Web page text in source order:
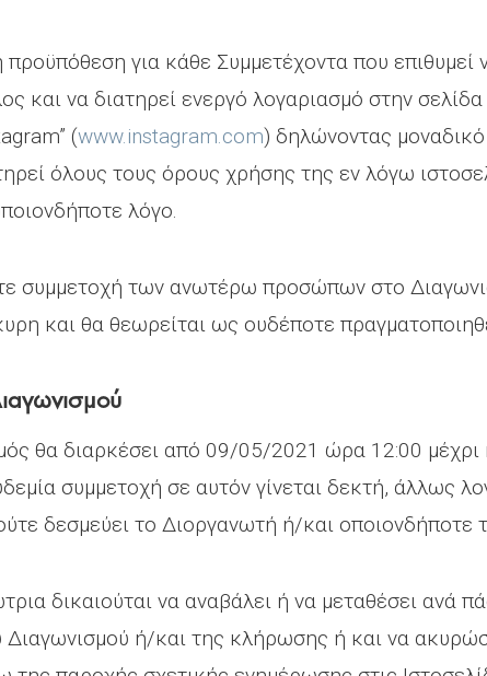
για κάθε Συμμετέχοντα που επιθυμεί
και να διατηρεί ενεργό λογαριασμό στην
(www.instagram.com) δηλώνοντας
όλους τους όρους χρήσης της εν λόγω
λόγο.
συμμετοχή των ανωτέρω προσώπων στο
και θα θεωρείται ως ουδέποτε
θα διαρκέσει από 09/05/2021 ώρα 12:00
συμμετοχή σε αυτόν γίνεται δεκτή, άλλως
δεσμεύει το Διοργανωτή ή/και οποιονδήποτε
δικαιούται να αναβάλει ή να μεταθέσει ανά
Διαγωνισμού ή/και της κλήρωσης ή και να